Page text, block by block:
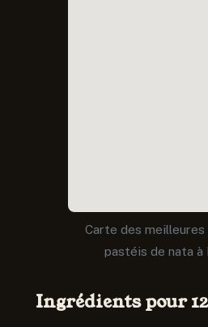
Carte des meilleures
pastéis de nata à
Ingrédients pour